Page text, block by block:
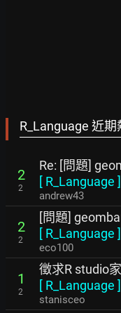
R_Language 近
2
2
Re: [問題]
[ R_Language ]
andrew43
2
2
[問題]
[ R_Language ]
eco100
1
2
徵求R studio
[ R_Language ]
stanisceo